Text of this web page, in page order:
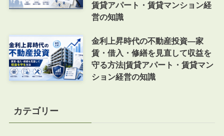
賃貸アパート・賃貸マンション経
営の知識
金利上昇時代の不動産投資―家
賃・借入・修繕を見直して収益を
守る方法|賃貸アパート・賃貸マン
ション経営の知識
カテゴリー